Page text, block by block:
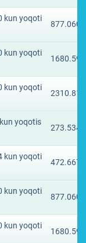
kun yoqoti
kun yoqoti
kun yoqoti
yoqotis
kun yoqoti
kun yoqoti
kun yoqoti